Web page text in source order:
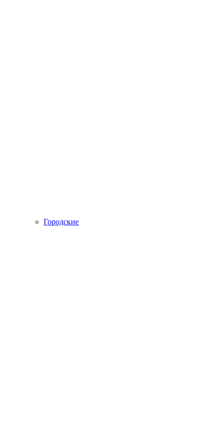
Городские